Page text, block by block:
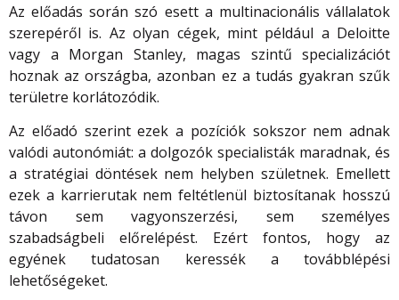
Az előadás során szó esett a multinacionális vállalatok
szerepéről is. Az olyan cégek, mint például a Deloitte
vagy a Morgan Stanley, magas szintű specializációt
hoznak az országba, azonban ez a tudás gyakran szűk
területre korlátozódik.
Az előadó szerint ezek a pozíciók sokszor nem adnak
valódi autonómiát: a dolgozók specialisták maradnak, és
a stratégiai döntések nem helyben születnek. Emellett
ezek a karrierutak nem feltétlenül biztosítanak hosszú
távon sem vagyonszerzési, sem személyes
szabadságbeli előrelépést. Ezért fontos, hogy az
egyének tudatosan keressék a továbblépési
lehetőségeket.